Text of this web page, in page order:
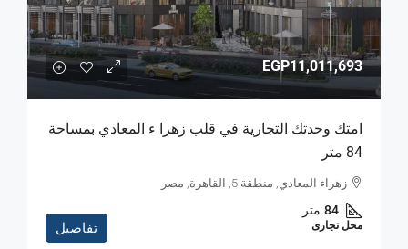
EGP11,011,693
امتك وحدتك التجارية في قلب زهرا ء المعادي بمساحة
84 متر
زهراء المعادي, منطقة 5, القاهرة, مصر
84 متر
محل تجارى تفاصيل